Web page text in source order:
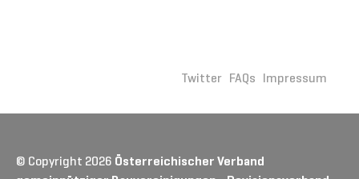
Twitter FAQs Impressum
© Copyright 2026 Österreichischer Verband